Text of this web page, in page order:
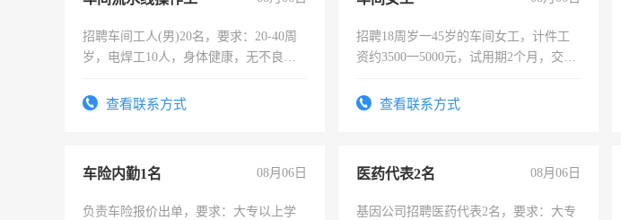
招聘车间工人(男)20名，要求：20-40周
岁，电焊工10人，身体健康，无不良嗜
宿，免费发放劳保用品，两班倒，每月
查看联系方式
招聘18周岁一45岁的车间女工，计件工
资约3500一5000元，试用期2个月，交五
查看联系方式
车险内勤1名 08月06日
负责车险报价出单，要求：大专以上学
医药代表2名 08月06日
基因公司招聘医药代表2名，要求：大专